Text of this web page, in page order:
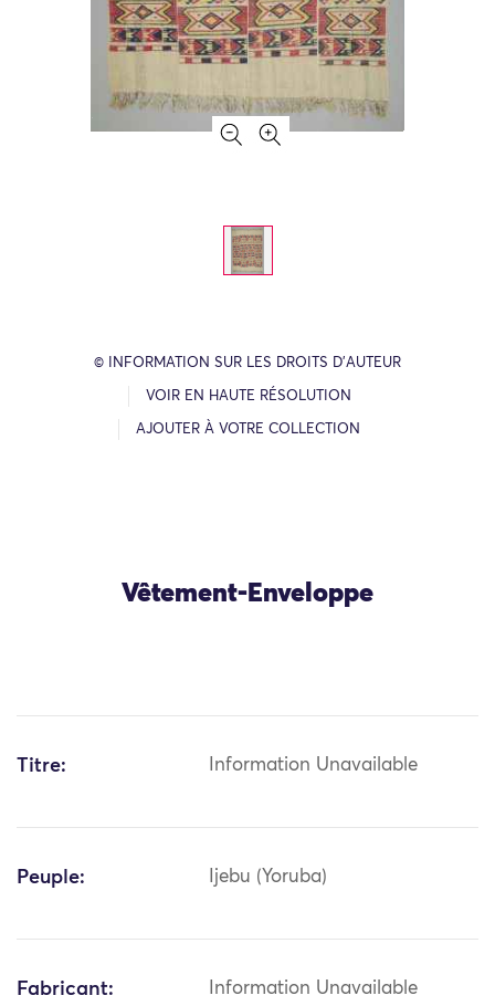
© INFORMATION SUR LES DROITS D’AUTEUR
VOIR EN HAUTE RÉSOLUTION
AJOUTER À VOTRE COLLECTION
Vêtement-Enveloppe
Titre: Information Unavailable
Peuple: Ijebu (Yoruba)
Fabricant: Information Unavailable